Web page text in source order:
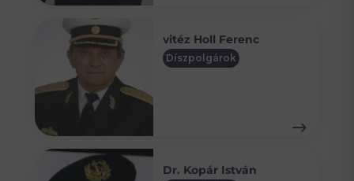
vitéz Holl Ferenc
Díszpolgárok
Dr. Kopár István